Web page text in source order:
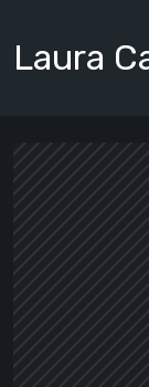
Laura